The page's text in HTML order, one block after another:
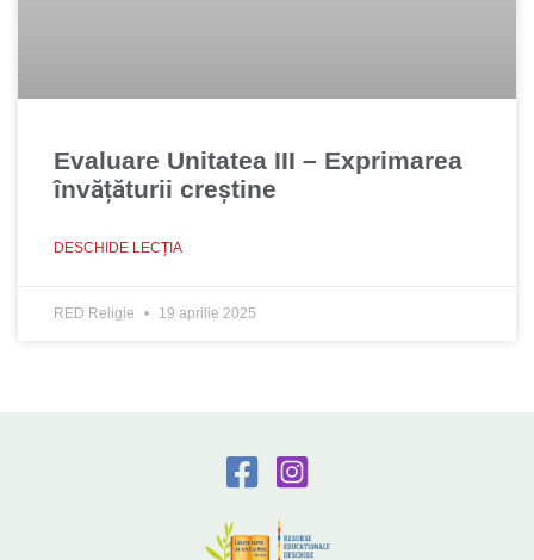
Evaluare Unitatea III – Exprimarea
învățăturii creștine
DESCHIDE LECȚIA
RED Religie 19 aprilie 2025